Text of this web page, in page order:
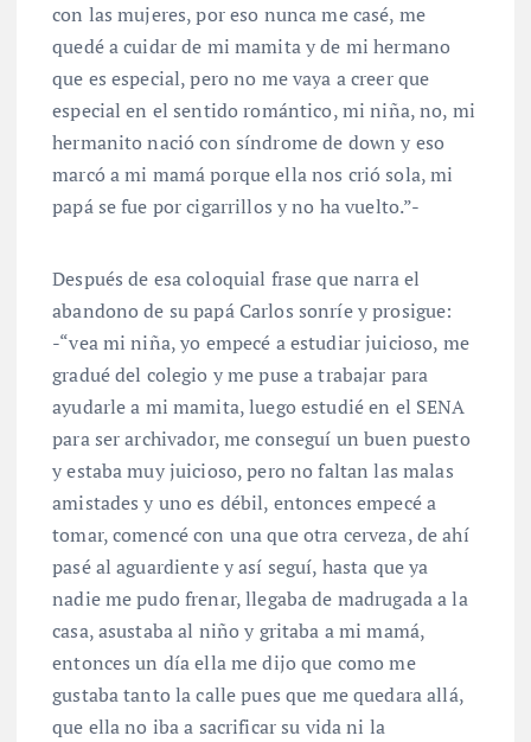
con las mujeres, por eso nunca me casé, me
quedé a cuidar de mi mamita y de mi hermano
que es especial, pero no me vaya a creer que
especial en el sentido romántico, mi niña, no, mi
hermanito nació con síndrome de down y eso
marcó a mi mamá porque ella nos crió sola, mi
papá se fue por cigarrillos y no ha vuelto.”-
Después de esa coloquial frase que narra el
abandono de su papá Carlos sonríe y prosigue:
-“vea mi niña, yo empecé a estudiar juicioso, me
gradué del colegio y me puse a trabajar para
ayudarle a mi mamita, luego estudié en el SENA
para ser archivador, me conseguí un buen puesto
y estaba muy juicioso, pero no faltan las malas
amistades y uno es débil, entonces empecé a
tomar, comencé con una que otra cerveza, de ahí
pasé al aguardiente y así seguí, hasta que ya
nadie me pudo frenar, llegaba de madrugada a la
casa, asustaba al niño y gritaba a mi mamá,
entonces un día ella me dijo que como me
gustaba tanto la calle pues que me quedara allá,
que ella no iba a sacrificar su vida ni la